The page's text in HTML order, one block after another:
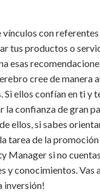
con referentes
tus productos o
esas
cree de manera
Si ellos confían en ti y
la confianza de gran
ellos, si sabes
tarea de la promoción
Manager si no
y conocimientos. Vas
inversión!